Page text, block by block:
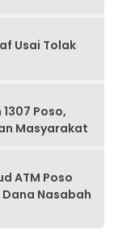
Usai Tolak
Poso,
Masyarakat
ATM Poso
Nasabah